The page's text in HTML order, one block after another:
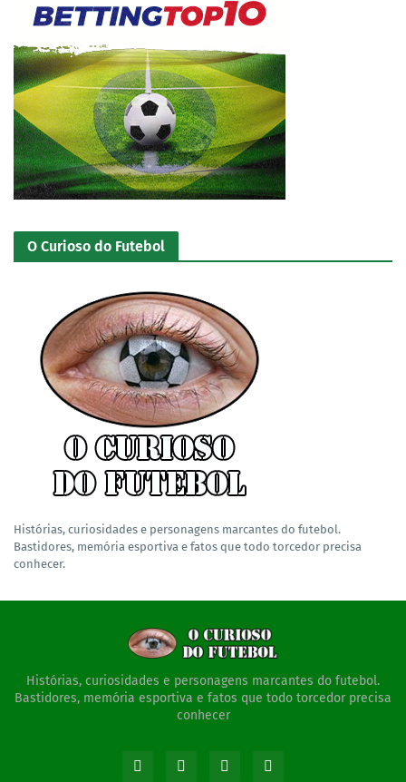
O Curioso do Futebol
Histórias, curiosidades e personagens marcantes do futebol.
Bastidores, memória esportiva e fatos que todo torcedor precisa
conhecer.
Histórias, curiosidades e personagens marcantes do futebol.
Bastidores, memória esportiva e fatos que todo torcedor precisa
conhecer